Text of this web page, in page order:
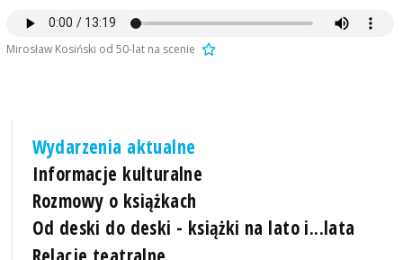
Mirosław Kosiński od 50-lat na scenie
Wydarzenia aktualne
Informacje kulturalne
Rozmowy o książkach
Od deski do deski - książki na lato i...lata